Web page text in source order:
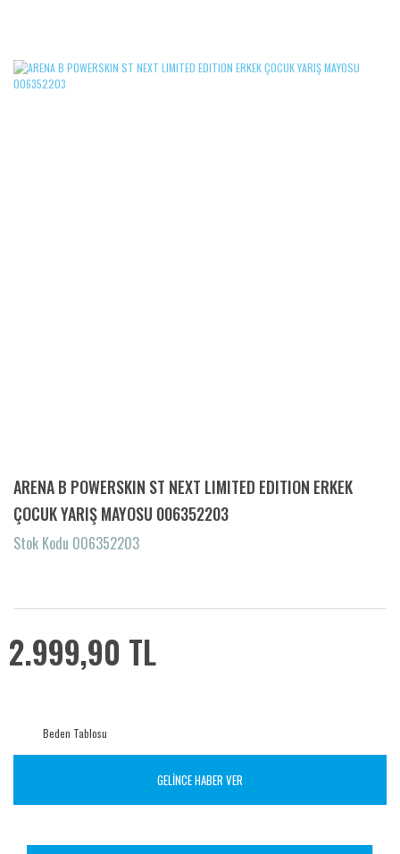
ARENA B POWERSKIN ST NEXT LIMITED EDITION ERKEK
ÇOCUK YARIŞ MAYOSU 006352203
Stok Kodu 006352203
2.999,90 TL
Beden Tablosu
GELİNCE HABER VER